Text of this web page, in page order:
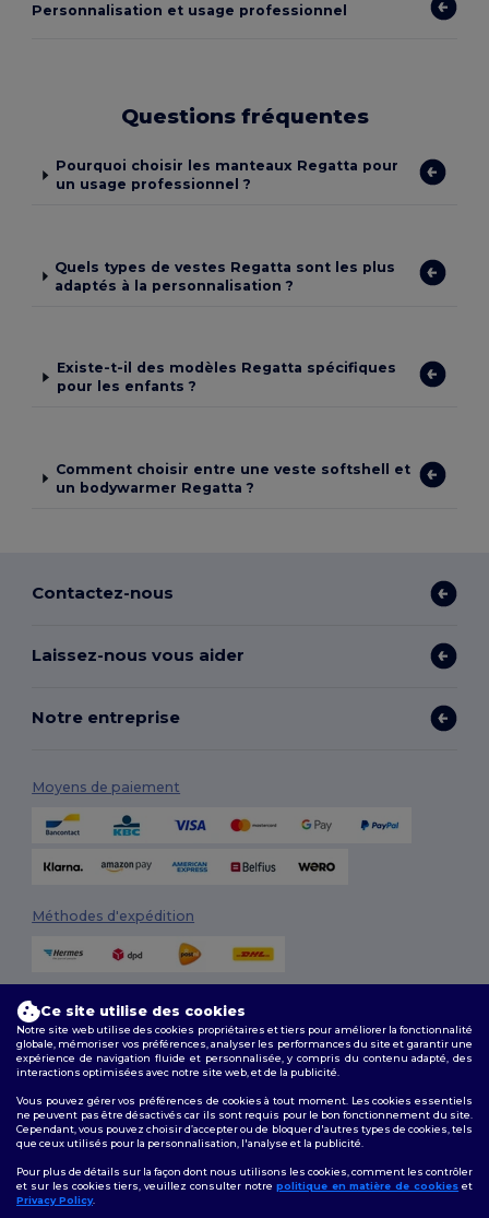
Personnalisation et usage professionnel
Questions fréquentes
Pourquoi choisir les manteaux Regatta pour
un usage professionnel ?
Quels types de vestes Regatta sont les plus
adaptés à la personnalisation ?
Existe-t-il des modèles Regatta spécifiques
pour les enfants ?
Comment choisir entre une veste softshell et
un bodywarmer Regatta ?
Contactez-nous
Laissez-nous vous aider
Notre entreprise
Moyens de paiement
Méthodes d'expédition
Conditions Générales|Politique de personnalisation |Politique de
Confidentialité
Suivez-nous
Ce site utilise des cookies
Notre site web utilise des cookies propriétaires et tiers pour améliorer la fonctionnalité
globale, mémoriser vos préférences, analyser les performances du site et garantir une
expérience de navigation fluide et personnalisée, y compris du contenu adapté, des
interactions optimisées avec notre site web, et de la publicité.
Vous pouvez gérer vos préférences de cookies à tout moment. Les cookies essentiels
ne peuvent pas être désactivés car ils sont requis pour le bon fonctionnement du site.
Cependant, vous pouvez choisir d’accepter ou de bloquer d'autres types de cookies, tels
que ceux utilisés pour la personnalisation, l'analyse et la publicité.
Pour plus de détails sur la façon dont nous utilisons les cookies, comment les contrôler
et sur les cookies tiers, veuillez consulter notre politique en matière de cookies et
Privacy Policy.